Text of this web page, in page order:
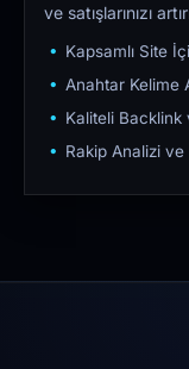
ve satışlarınızı
Kapsamlı Site
Anahtar Kelime
Kaliteli Backlink
Rakip Analizi